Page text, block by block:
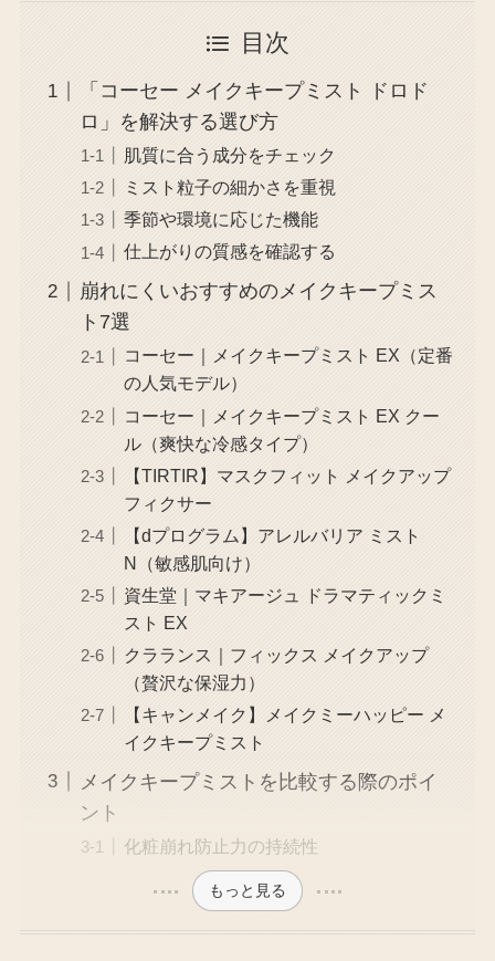
目次
「コーセー メイクキープミスト ドロド
ロ」を解決する選び方
肌質に合う成分をチェック
ミスト粒子の細かさを重視
季節や環境に応じた機能
仕上がりの質感を確認する
崩れにくいおすすめのメイクキープミス
ト7選
コーセー｜メイクキープミスト EX（定番
の人気モデル）
コーセー｜メイクキープミスト EX クー
ル（爽快な冷感タイプ）
【TIRTIR】マスクフィット メイクアップ
フィクサー
【dプログラム】アレルバリア ミスト
N（敏感肌向け）
資生堂｜マキアージュ ドラマティックミ
スト EX
クラランス｜フィックス メイクアップ
（贅沢な保湿力）
【キャンメイク】メイクミーハッピー メ
イクキープミスト
メイクキープミストを比較する際のポイ
ント
化粧崩れ防止力の持続性
もっと見る